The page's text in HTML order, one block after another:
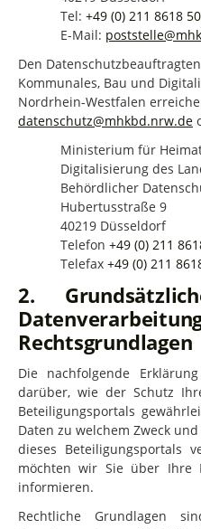
Tel: +49 (0) 211 8618 50
E-Mail:
Den
Kommunales, Bau und
Nordrhein-Westfalen
datenschutz@mhkbd.nrw.de
Ministerium für
Digitalisierung des
Behördlicher
Hubertusstraße 9
40219 Düsseldorf
Telefon +49 (0) 211
Telefax +49 (0) 211
2.
Rechtsgrundlagen
Die nachfolgende
darüber, wie der Schutz
Beteiligungsportals
Daten zu welchem Zweck
dieses Beteiligungsportals
möchten wir Sie über Ihre
informieren.
Rechtliche Grundlagen